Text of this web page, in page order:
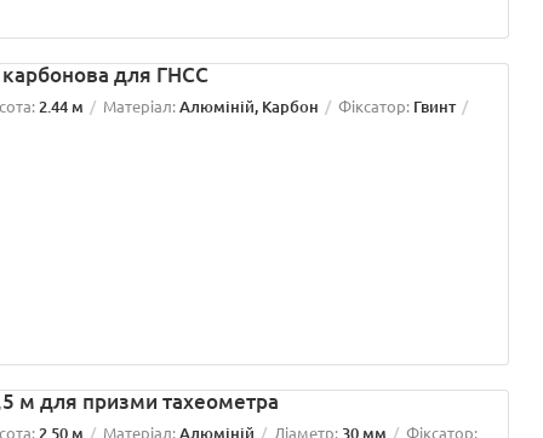
карбонова для ГНСС
2.44 м Матеріал:Алюміній, Карбон Фіксатор: Гвинт
м для призми тахеометра
2.50 м Матеріал:Алюміній Діаметр: 30 мм Фіксатор: